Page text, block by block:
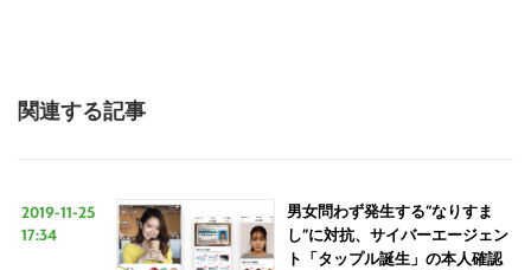
関連する記事
2019-11-25
17:34
男女問わず発生する“なりすま
し”に対抗、サイバーエージェン
ト「タップル誕生」の本人確認